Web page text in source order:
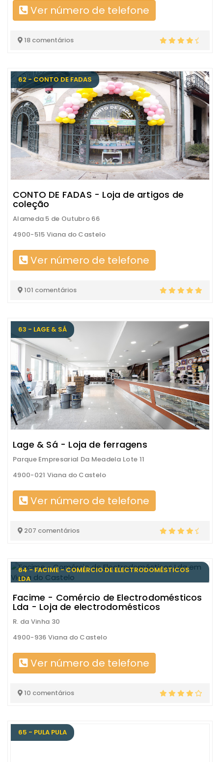
Ver número de telefone
18 comentários
62 - CONTO DE FADAS
CONTO DE FADAS - Loja de artigos de
coleção
Alameda 5 de Outubro 66
4900-515 Viana do Castelo
Ver número de telefone
101 comentários
63 - LAGE & SÁ
Lage & Sá - Loja de ferragens
Parque Empresarial Da Meadela Lote 11
4900-021 Viana do Castelo
Ver número de telefone
207 comentários
64 - FACIME - COMÉRCIO DE ELECTRODOMÉSTICOS
LDA
Facime - Comércio de Electrodomésticos
Lda - Loja de electrodomésticos
R. da Vinha 30
4900-936 Viana do Castelo
Ver número de telefone
10 comentários
65 - PULA PULA